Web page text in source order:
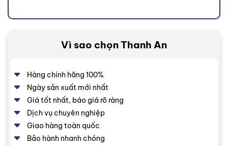
Vì sao chọn Thanh An
Hàng chính hãng 100%
Ngày sản xuất mới nhất
Giá tốt nhất, báo giá rõ ràng
Dịch vụ chuyên nghiệp
Giao hàng toàn quốc
Bảo hành nhanh chóng